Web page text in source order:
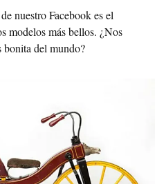
nuestro Facebook es el
modelos más bellos. ¿Nos
bonita del mundo?